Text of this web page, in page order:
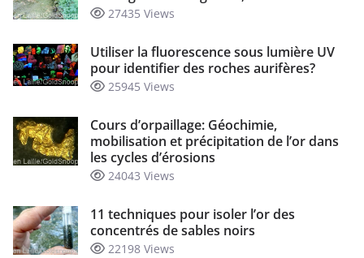
27435 Views
Utiliser la fluorescence sous lumière UV
pour identifier des roches aurifères?
25945 Views
Cours d’orpaillage: Géochimie,
mobilisation et précipitation de l’or dans
les cycles d’érosions
24043 Views
11 techniques pour isoler l’or des
concentrés de sables noirs
22198 Views